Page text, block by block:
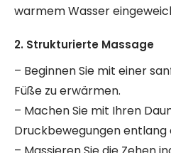
warmem Wasser
2. Strukturierte Massage
– Beginnen Sie mit einer
Füße zu erwärmen.
– Machen Sie mit Ihren
Druckbewegungen entlang